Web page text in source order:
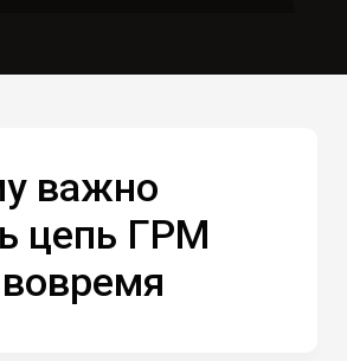
важно
цепь ГРМ